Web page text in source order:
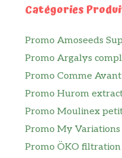
Catégories
Promo Amoseeds
Promo Argalys
Promo Comme
Promo Hurom
Promo Moulinex
Promo My Variations
Promo ÖKO filtration